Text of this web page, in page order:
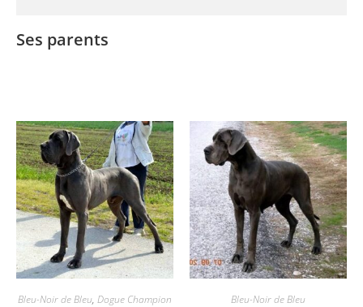
Ses parents
Bleu-Noir de Bleu, Dogue Champion Bleu-Noir de Bleu